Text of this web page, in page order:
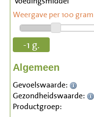
Weergave per 100 gram
-1 g.
Algemeen
Gevoelswaarde:
Gezondheidswaarde:
Productgroep: